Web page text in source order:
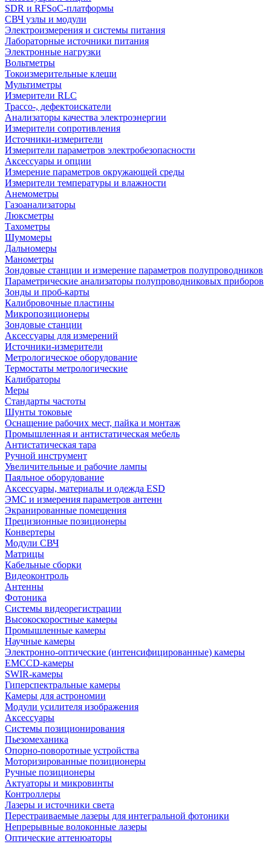
SDR и RFSoC‑платформы
СВЧ узлы и модули
Электроизмерения и системы питания
Лабораторные источники питания
Электронные нагрузки
Вольтметры
Токоизмерительные клещи
Мультиметры
Измерители RLC
Трассо-, дефектоискатели
Анализаторы качества электроэнергии
Измерители сопротивления
Источники-измерители
Измерители параметров электробезопасности
Аксессуары и опции
Измерение параметров окружающей среды
Измерители температуры и влажности
Анемометры
Газоанализаторы
Люксметры
Тахометры
Шумомеры
Дальномеры
Манометры
Зондовые станции и измерение параметров полупроводников
Параметрические анализаторы полупроводниковых приборов
Зонды и проб-карты
Калибровочные пластины
Микропозиционеры
Зондовые станции
Аксессуары для измерений
Источники-измерители
Метрологическое оборудование
Термостаты метрологические
Калибраторы
Меры
Стандарты частоты
Шунты токовые
Оснащение рабочих мест, пайка и монтаж
Промышленная и антистатическая мебель
Антистатическая тара
Ручной инструмент
Увеличительные и рабочие лампы
Паяльное оборудование
Аксессуары, материалы и одежда ESD
ЭМС и измерения параметров антенн
Экранированные помещения
Прецизионные позиционеры
Конвертеры
Модули СВЧ
Матрицы
Кабельные сборки
Видеоконтроль
Антенны
Фотоника
Cистемы видеорегистрации
Высокоскоростные камеры
Промышленные камеры
Научные камеры
Электронно-оптические (интенсифицированные) камеры
EMCCD-камеры
SWIR-камеры
Гиперспектральные камеры
Камеры для астрономии
Модули усилителя изображения
Аксессуары
Системы позиционирования
Пьезомеханика
Опорно-поворотные устройства
Моторизированные позиционеры
Ручные позиционеры
Актуаторы и микровинты
Контроллеры
Лазеры и источники света
Перестраиваемые лазеры для интегральной фотоники
Непрерывные волоконные лазеры
Оптические аттенюаторы